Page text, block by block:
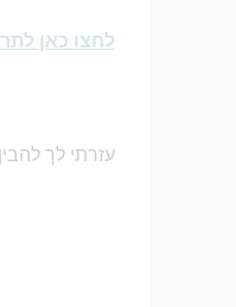
לחצו כאן
עזרתי לך